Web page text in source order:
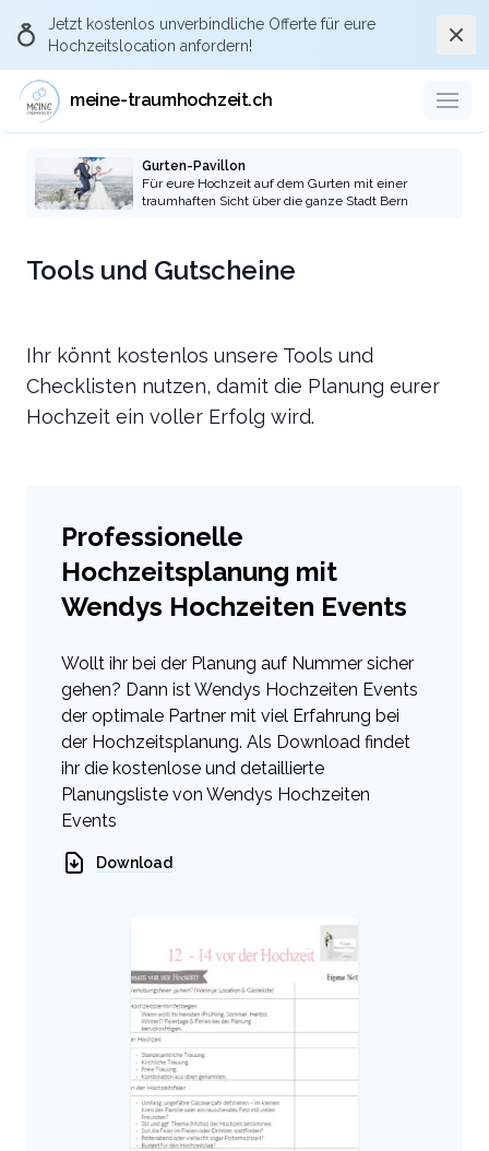
Jetzt kostenlos unverbindliche Offerte für eure
Hochzeitslocation anfordern!
meine-traumhochzeit.ch
Gurten-Pavillon
Für eure Hochzeit auf dem Gurten mit einer
traumhaften Sicht über die ganze Stadt Bern
Tools und Gutscheine
Ihr könnt kostenlos unsere Tools und
Checklisten nutzen, damit die Planung eurer
Hochzeit ein voller Erfolg wird.
Professionelle
Hochzeitsplanung mit
Wendys Hochzeiten Events
Wollt ihr bei der Planung auf Nummer sicher
gehen? Dann ist Wendys Hochzeiten Events
der optimale Partner mit viel Erfahrung bei
der Hochzeitsplanung. Als Download findet
ihr die kostenlose und detaillierte
Planungsliste von Wendys Hochzeiten
Events
Download